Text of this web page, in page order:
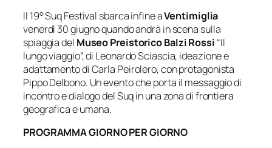
Il 19° Suq Festival sbarca infine aVentimiglia
venerdì 30 giugno quando andrà in scena sulla
spiaggia del Museo Preistorico Balzi Rossi “Il
lungo viaggio”, di Leonardo Sciascia, ideazione e
adattamento diCarla Peirolero,con protagonista
Pippo Delbono. Un evento che porta il messaggio di
incontro e dialogo del Suq in una zona di frontiera
geografica e umana.
PROGRAMMA GIORNO PER GIORNO